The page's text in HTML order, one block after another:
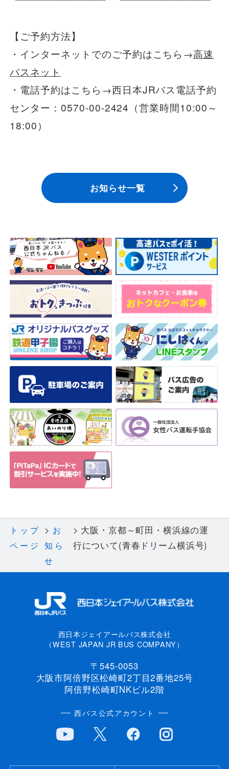
【ご予約方法】
・インターネットでのご予約はこちら→高速
バスネット
・電話予約はこちら→西日本JRバス電話予約
センター：0570-00-2424（営業時間10:00～
18:00）
お知らせ一覧
トップ
ページ
お
知ら
せ
大阪・京都～町田・横浜線の運
行について(青春ドリーム横浜号)
西日本ジェイアールバス株式会社
（WEST JAPAN JR BUS COMPANY）
〒545-0053
大阪市阿倍野区松崎町2丁目2番地25号
阿倍野松崎町NKビル2階
西バス公式アカウント